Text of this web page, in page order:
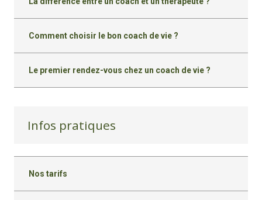
Comment choisir le bon coach de vie ?
Le premier rendez-vous chez un coach de vie ?
Infos pratiques
Nos tarifs